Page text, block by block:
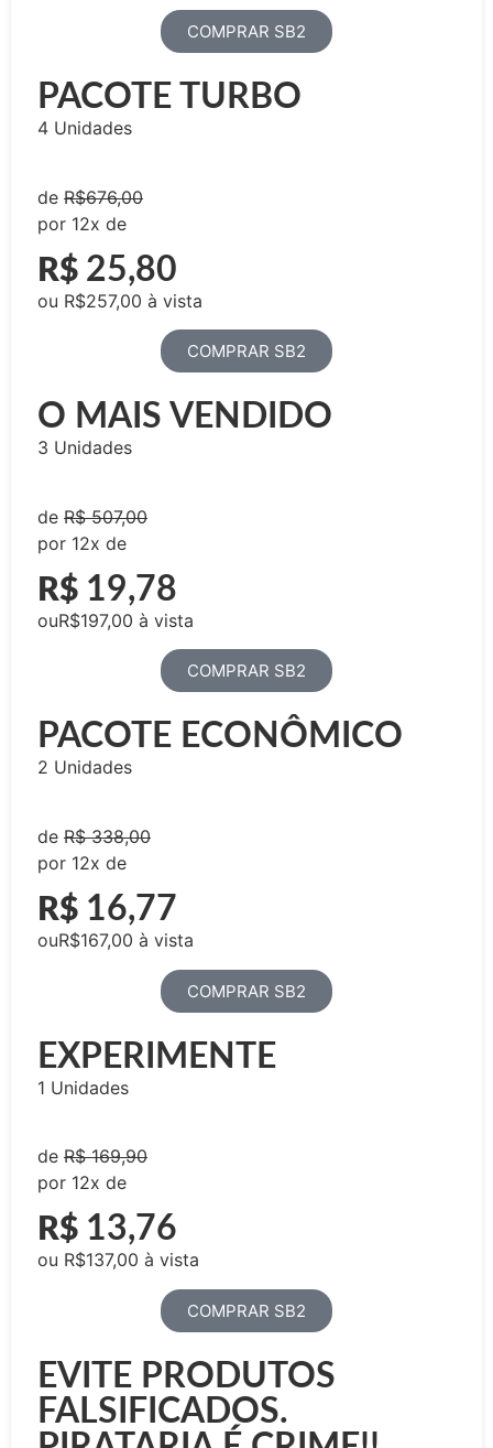
COMPRAR SB2
PACOTE TURBO
4 Unidades
de R$676,00
por 12x de
R$ 25,80
ou R$257,00 à vista
COMPRAR SB2
O MAIS VENDIDO
3 Unidades
de R$ 507,00
por 12x de
R$ 19,78
ouR$197,00 à vista
COMPRAR SB2
PACOTE ECONÔMICO
2 Unidades
de R$ 338,00
por 12x de
R$ 16,77
ouR$167,00 à vista
COMPRAR SB2
EXPERIMENTE
1 Unidades
de R$ 169,90
por 12x de
R$ 13,76
ou R$137,00 à vista
COMPRAR SB2
EVITE PRODUTOS
FALSIFICADOS.